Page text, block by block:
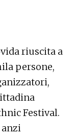
riuscita a
persone,
Festival.